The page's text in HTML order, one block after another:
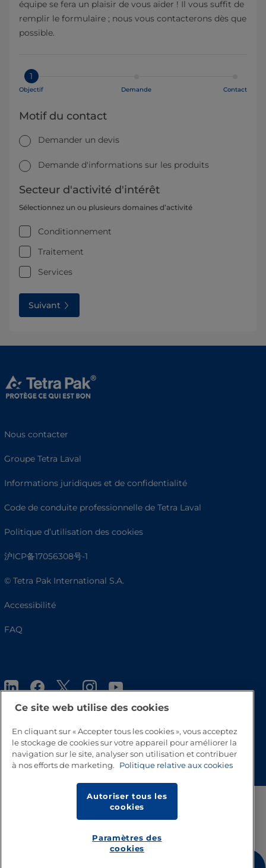
équipe se fera un plaisir de vous aider ! Il vous suffit de
remplir le formulaire ; nous vous contacterons dès que
possible.
1
Objectif Demande Contact
Motif du contact
Demander un devis
Demande d'informations sur les produits
Secteur d'activité d'intérêt
Sélectionnez un ou plusieurs domaines d’activité
Conditionnement
Traitement
Services
Suivant
Nous contacter
Groupe Tetra Laval
Informations juridiques et de confidentialité
Code de conduite professionnelle de Tetra Laval
Politique d’utilisation des cookies
沪ICP备17056308号-1
© Tetra Pak International S.A.
Accessibilité
FAQ
Haut de page
Ce site web utilise des cookies
En cliquant sur « Accepter tous les cookies », vous acceptez
le stockage de cookies sur votre appareil pour améliorer la
navigation sur le site, analyser son utilisation et contribuer
à nos efforts de marketing.
Politique relative aux cookies
Autoriser tous les
cookies
Paramètres des
cookies